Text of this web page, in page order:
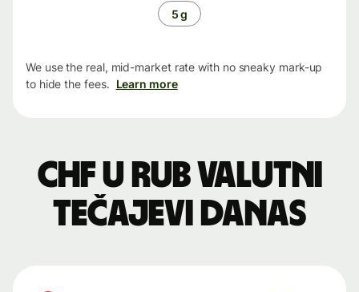
5 g
We use the real, mid-market rate with no sneaky mark-up
to hide the fees. Learn more
CHF u RUB valutni
tečajevi danas